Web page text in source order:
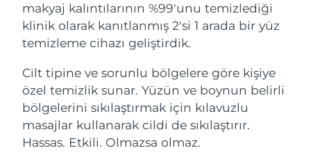
makyaj kalıntılarının %99'unu temizlediği
klinik olarak kanıtlanmış 2'si 1 arada bir yüz
temizleme cihazı geliştirdik.
Cilt tipine ve sorunlu bölgelere göre kişiye
özel temizlik sunar. Yüzün ve boynun belirli
bölgelerini sıkılaştırmak için kılavuzlu
masajlar kullanarak cildi de sıkılaştırır.
Hassas. Etkili. Olmazsa olmaz.
LUNA™ 4 Plus
Massage, LED heating
LUNA™ 4 Men
For men, anti-aging massage
BEAR™ 2 go
Microcurrent toning on-the-go
BEAR™ 2 eyes & lips
Microcurrent line smoothing device
Nemlendirme
UFO™ 3 seti
Deep facial hydration
UFO™ 3 LED
Near-infrared and red light therapy
device
Ağız bakımı
issa™ 4
Hybrid silicone sonic toothbrush
issa™ 4 plus
Smart hybrid silicone sonic toothbrush
FAQ™ YAŞLANMA KARŞITI BAKIM
Yaşlanma karşıtı LED bakım
NEW
Bosna-Hersek Tahmini teslim tarihi8/14/26
Brunei Tahmini teslim tarihi
Bulgaristan Tahmini teslim tarihi8/11/26
Kanada Tahmini teslim tarihi
Şili Tahmini teslim tarihi